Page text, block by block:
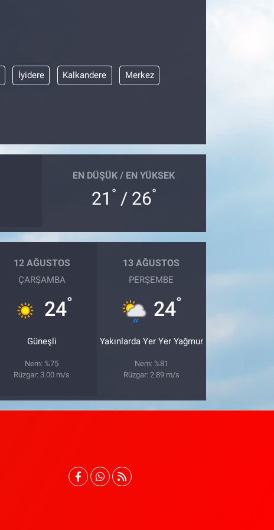
İyidere Kalkandere Merkez
EN DÜŞÜK / EN YÜKSEK
21 ° / 26°
12 AĞUSTOS
ÇARŞAMBA
24°
Güneşli
Nem: %75
Rüzgar: 3.00 m/s
13 AĞUSTOS
PERŞEMBE
24°
Yakınlarda Yer Yer Yağmur
Nem: %81
Rüzgar: 2.89 m/s